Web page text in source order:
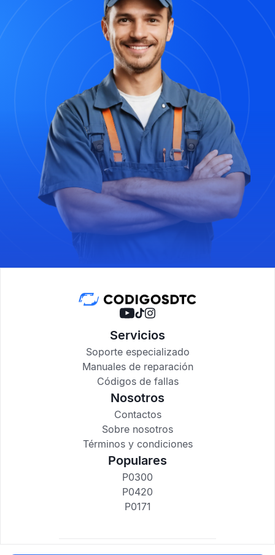
Servicios
Soporte especializado
Manuales de reparación
Códigos de fallas
Nosotros
Contactos
Sobre nosotros
Términos y condiciones
Populares
P0300
P0420
P0171